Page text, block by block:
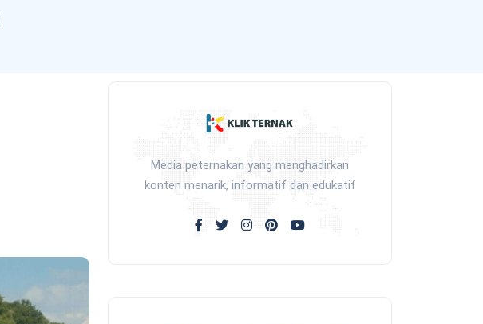
Media peternakan yang menghadirkan
konten menarik, informatif dan edukatif